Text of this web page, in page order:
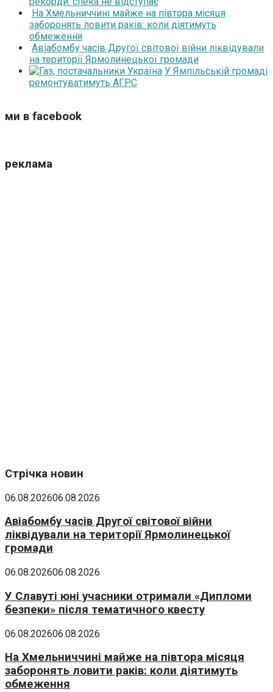
На Хмельниччині майже на півтора місяця
заборонять ловити раків: коли діятимуть
обмеження
Авіабомбу часів Другої світової війни ліквідували
на території Ярмолинецької громади
У Ямпільській громаді
ремонтуватимуть АГРС
ми в facebook
реклама
Стрічка новин
06.08.202606.08.2026
Авіабомбу часів Другої світової війни
ліквідували на території Ярмолинецької
громади
06.08.202606.08.2026
У Славуті юні учасники отримали «Дипломи
безпеки» після тематичного квесту
06.08.202606.08.2026
На Хмельниччині майже на півтора місяця
заборонять ловити раків: коли діятимуть
обмеження